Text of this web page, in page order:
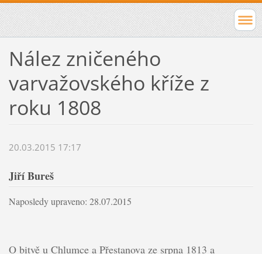
Nález zničeného
varvažovského kříže z
roku 1808
20.03.2015 17:17
Jiří Bureš
Naposledy upraveno: 28.07.2015
O bitvě u Chlumce a Přestanova ze srpna 1813 a